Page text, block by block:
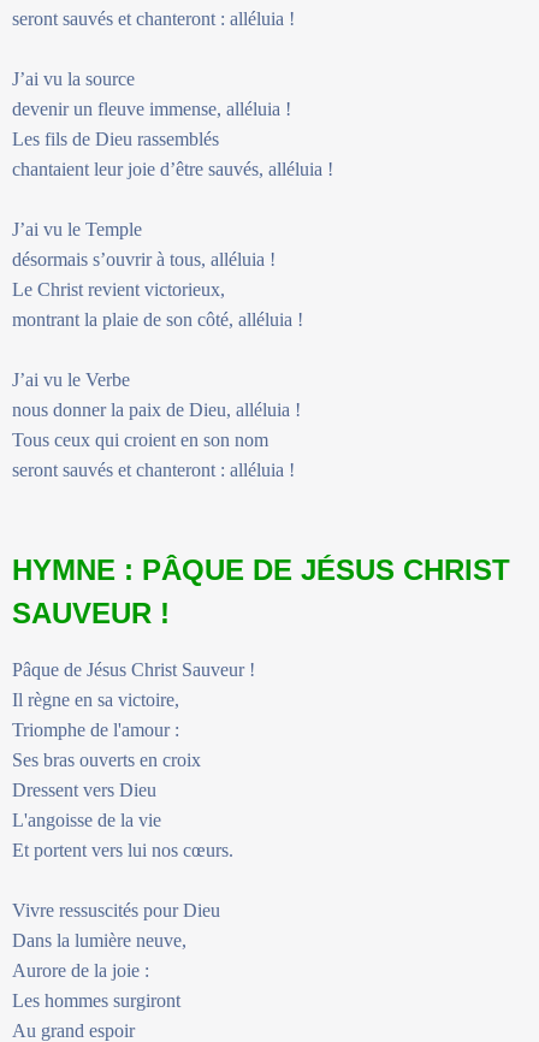
seront sauvés et chanteront : alléluia !
J’ai vu la source
devenir un fleuve immense, alléluia !
Les fils de Dieu rassemblés
chantaient leur joie d’être sauvés, alléluia !
J’ai vu le Temple
désormais s’ouvrir à tous, alléluia !
Le Christ revient victorieux,
montrant la plaie de son côté, alléluia !
J’ai vu le Verbe
nous donner la paix de Dieu, alléluia !
Tous ceux qui croient en son nom
seront sauvés et chanteront : alléluia !
HYMNE : PÂQUE DE JÉSUS CHRIST
SAUVEUR !
Pâque de Jésus Christ Sauveur !
Il règne en sa victoire,
Triomphe de l'amour :
Ses bras ouverts en croix
Dressent vers Dieu
L'angoisse de la vie
Et portent vers lui nos cœurs.
Vivre ressuscités pour Dieu
Dans la lumière neuve,
Aurore de la joie :
Les hommes surgiront
Au grand espoir